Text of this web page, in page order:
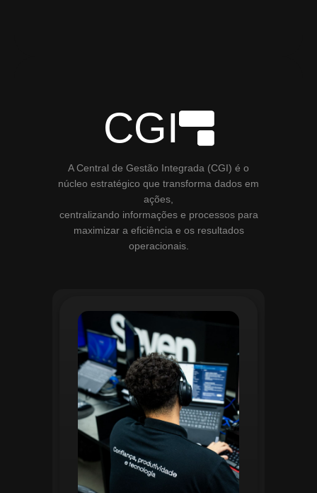
CGI
A Central de Gestão Integrada (CGI) é o
núcleo estratégico que transforma dados em
ações,
centralizando informações e processos para
maximizar a eficiência e os resultados
operacionais.
O planejamento dentro do CGI é
realizado por uma equipe
especializada que utiliza
ferramentas avançadas para
estruturar ordens de serviço, fluxos
de trabalho e parametrizações
operacionais. Essa etapa envolve a
análise detalhada de criticidade por
atividade, permitindo alocar
recursos de forma eficiente e
garantir que todas as ações estejam
alinhadas aos objetivos
estratégicos.